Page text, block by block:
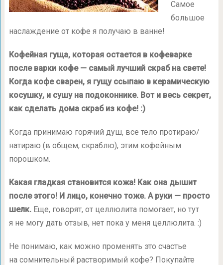
Самое
большое
наслаждение от кофе я получаю в ванне!
Кофейная гуща, которая остается в кофеварке
после варки кофе — самый лучший скраб на свете!
Когда кофе сварен, я гущу ссыпаю в керамическую
косушку, и сушу на подоконнике. Вот и весь секрет,
как сделать дома скраб из кофе! :)
Когда принимаю горячий душ, все тело протираю/
натираю (в общем, скраблю), этим кофейным
порошком.
Какая гладкая становится кожа! Как она дышит
после этого! И лицо, конечно тоже. А руки — просто
шелк.Еще, говорят, от целлюлита помогает, но тут
я не могу дать отзыв, нет пока у меня целлюлита. :)
Не понимаю, как можно променять это счастье
на сомнительный растворимый кофе? Покупайте